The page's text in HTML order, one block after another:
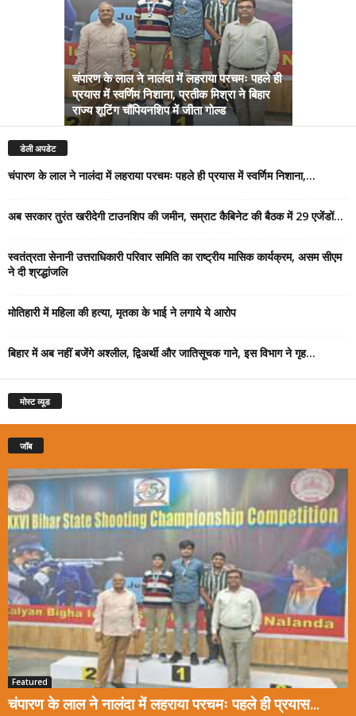
चंपारण के लाल ने नालंदा में लहराया परचमः पहले ही
प्रयास में स्वर्णिम निशाना, प्रतीक मिश्रा ने बिहार
राज्य शूटिंग चौंपियनशिप में जीता गोल्ड
डेली अपडेट
चंपारण के लाल ने नालंदा में लहराया परचमः पहले ही प्रयास में स्वर्णिम निशाना,...
अब सरकार तुरंत खरीदेगी टाउनशिप की जमीन, सम्राट कैबिनेट की बैठक में 29 एजेंडों...
स्वतंत्रता सेनानी उत्तराधिकारी परिवार समिति का राष्ट्रीय मासिक कार्यक्रम, असम सीएम
ने दी श्रद्धांजलि
मोतिहारी में महिला की हत्या, मृतका के भाई ने लगाये ये आरोप
बिहार में अब नहीं बजेंगे अश्लील, द्विअर्थी और जातिसूचक गाने, इस विभाग ने गृह...
मोस्ट व्यूड
जॉब
Featured
चंपारण के लाल ने नालंदा में लहराया परचमः पहले ही प्रयास...